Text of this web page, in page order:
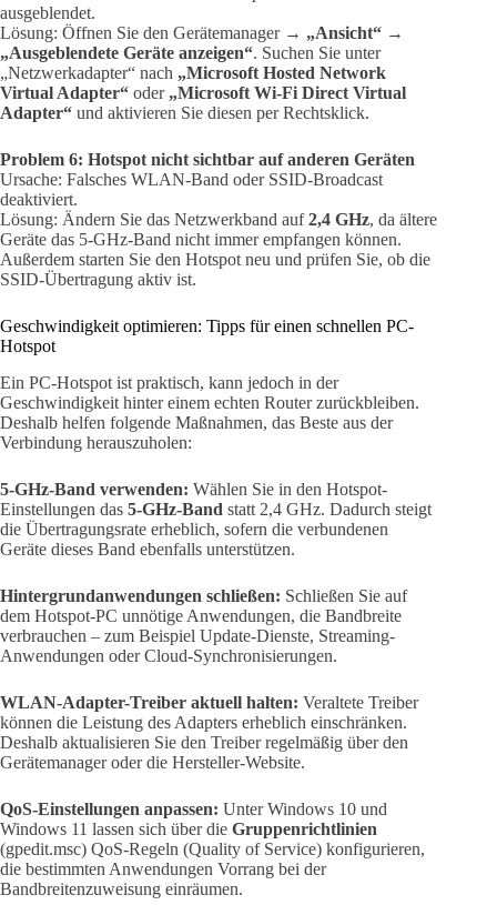
ausgeblendet.
Lösung: Öffnen Sie den Gerätemanager → „Ansicht“ →
„Ausgeblendete Geräte anzeigen“. Suchen Sie unter
„Netzwerkadapter“ nach „Microsoft Hosted Network
Virtual Adapter“ oder „Microsoft Wi-Fi Direct Virtual
Adapter“ und aktivieren Sie diesen per Rechtsklick.
Problem 6: Hotspot nicht sichtbar auf anderen Geräten
Ursache: Falsches WLAN-Band oder SSID-Broadcast
deaktiviert.
Lösung: Ändern Sie das Netzwerkband auf2,4 GHz, da ältere
Geräte das 5-GHz-Band nicht immer empfangen können.
Außerdem starten Sie den Hotspot neu und prüfen Sie, ob die
SSID-Übertragung aktiv ist.
Geschwindigkeit optimieren: Tipps für einen schnellen PC-
Hotspot
Ein PC-Hotspot ist praktisch, kann jedoch in der
Geschwindigkeit hinter einem echten Router zurückbleiben.
Deshalb helfen folgende Maßnahmen, das Beste aus der
Verbindung herauszuholen:
5-GHz-Band verwenden: Wählen Sie in den Hotspot-
Einstellungen das 5-GHz-Band statt 2,4 GHz. Dadurch steigt
die Übertragungsrate erheblich, sofern die verbundenen
Geräte dieses Band ebenfalls unterstützen.
Hintergrundanwendungen schließen: Schließen Sie auf
dem Hotspot-PC unnötige Anwendungen, die Bandbreite
verbrauchen – zum Beispiel Update-Dienste, Streaming-
Anwendungen oder Cloud-Synchronisierungen.
WLAN-Adapter-Treiber aktuell halten: Veraltete Treiber
können die Leistung des Adapters erheblich einschränken.
Deshalb aktualisieren Sie den Treiber regelmäßig über den
Gerätemanager oder die Hersteller-Website.
QoS-Einstellungen anpassen: Unter Windows 10 und
Windows 11 lassen sich über die Gruppenrichtlinien
(gpedit.msc) QoS-Regeln (Quality of Service) konfigurieren,
die bestimmten Anwendungen Vorrang bei der
Bandbreitenzuweisung einräumen.